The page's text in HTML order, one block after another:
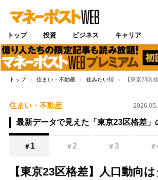
トップ 投資 ビジネス キャリア
トップ 住まい・不動産 住みたい街 【東京23区
住まい・不動産
最新データで見えた「東京23区格差」
＃ 1 ＃2 ＃3 ＃
【東京23区格差】人口動向